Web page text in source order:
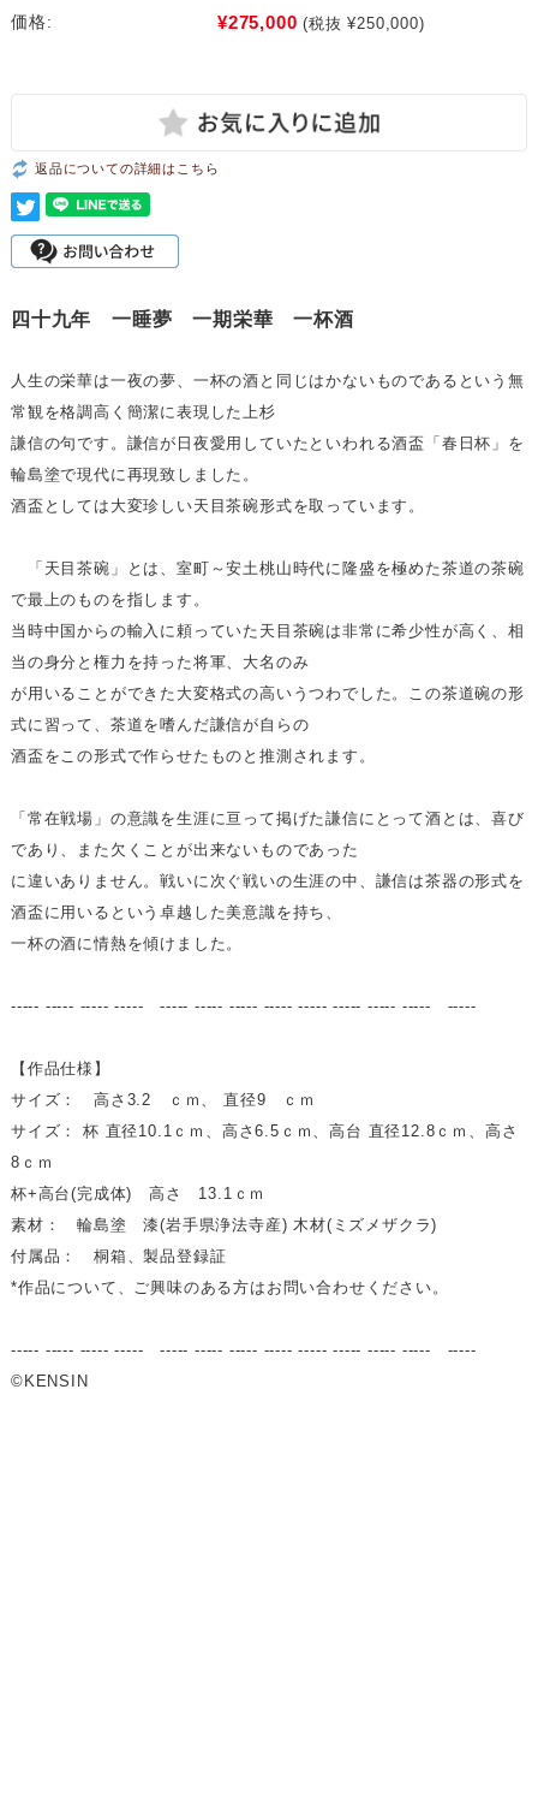
価格: ¥275,000 (税抜 ¥250,000)
返品についての詳細はこちら
四十九年 一睡夢 一期栄華 一杯酒
人生の栄華は一夜の夢、一杯の酒と同じはかないものであるという無
常観を格調高く簡潔に表現した上杉
謙信の句です。謙信が日夜愛用していたといわれる酒盃「春日杯」を
輪島塗で現代に再現致しました。
酒盃としては大変珍しい天目茶碗形式を取っています。
「天目茶碗」とは、室町～安土桃山時代に隆盛を極めた茶道の茶碗
で最上のものを指します。
当時中国からの輸入に頼っていた天目茶碗は非常に希少性が高く、相
当の身分と権力を持った将軍、大名のみ
が用いることができた大変格式の高いうつわでした。この茶道碗の形
式に習って、茶道を嗜んだ謙信が自らの
酒盃をこの形式で作らせたものと推測されます。
「常在戦場」の意識を生涯に亘って掲げた謙信にとって酒とは、喜び
であり、また欠くことが出来ないものであった
に違いありません。戦いに次ぐ戦いの生涯の中、謙信は茶器の形式を
酒盃に用いるという卓越した美意識を持ち、
一杯の酒に情熱を傾けました。
----- ----- ----- ----- ----- ----- ----- ----- ----- ----- ----- ----- -----
【作品仕様】
サイズ： 高さ3.2 ｃｍ、 直径9 ｃｍ
サイズ： 杯 直径10.1ｃｍ、高さ6.5ｃｍ、高台 直径12.8ｃｍ、高さ
8ｃｍ
杯+高台(完成体) 高さ 13.1ｃｍ
素材： 輪島塗 漆(岩手県浄法寺産) 木材(ミズメザクラ)
付属品： 桐箱、製品登録証
*作品について、ご興味のある方はお問い合わせください。
----- ----- ----- ----- ----- ----- ----- ----- ----- ----- ----- ----- -----
©KENSIN